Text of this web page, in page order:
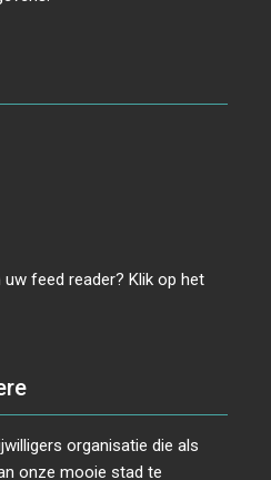
feed reader? Klik op het
organisatie die als
onze mooie stad te